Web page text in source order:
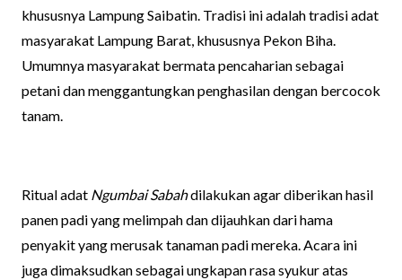
khususnya Lampung Saibatin. Tradisi ini adalah tradisi adat
masyarakat Lampung Barat, khususnya Pekon Biha.
Umumnya masyarakat bermata pencaharian sebagai
petani dan menggantungkan penghasilan dengan bercocok
tanam.
Ritual adat Ngumbai Sabahdilakukan agar diberikan hasil
panen padi yang melimpah dan dijauhkan dari hama
penyakit yang merusak tanaman padi mereka. Acara ini
juga dimaksudkan sebagai ungkapan rasa syukur atas